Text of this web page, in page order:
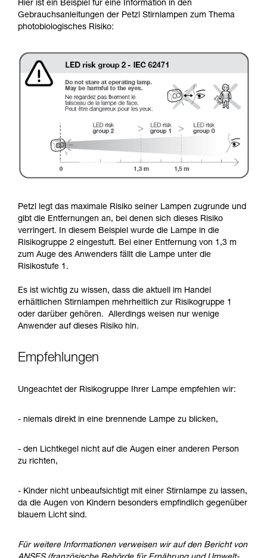
Hier ist ein Beispiel für eine Information in den
Gebrauchsanleitungen der Petzl Stirnlampen zum Thema
photobiologisches Risiko:
Petzl legt das maximale Risiko seiner Lampen zugrunde und
gibt die Entfernungen an, bei denen sich dieses Risiko
verringert. In diesem Beispiel wurde die Lampe in die
Risikogruppe 2 eingestuft. Bei einer Entfernung von 1,3 m
zum Auge des Anwenders fällt die Lampe unter die
Risikostufe 1.
Es ist wichtig zu wissen, dass die aktuell im Handel
erhältlichen Stirnlampen mehrheitlich zur Risikogruppe 1
oder darüber gehören. Allerdings weisen nur wenige
Anwender auf dieses Risiko hin.
Empfehlungen
Ungeachtet der Risikogruppe Ihrer Lampe empfehlen wir:
- niemals direkt in eine brennende Lampe zu blicken,
- den Lichtkegel nicht auf die Augen einer anderen Person
zu richten,
- Kinder nicht unbeaufsichtigt mit einer Stirnlampe zu lassen,
da die Augen von Kindern besonders empfindlich gegenüber
blauem Licht sind.
Für weitere Informationen verweisen wir auf den Bericht von